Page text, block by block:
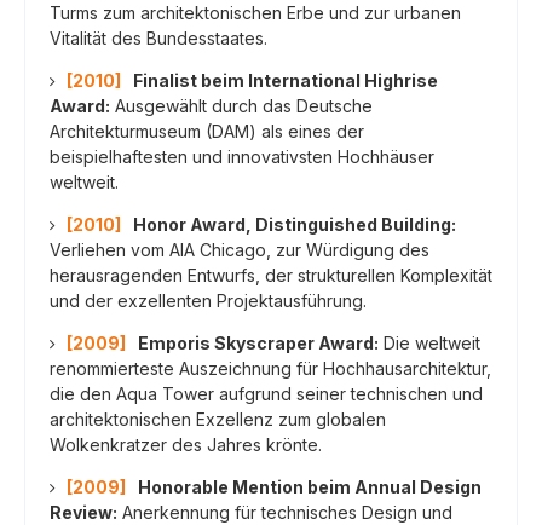
Turms zum architektonischen Erbe und zur urbanen
Vitalität des Bundesstaates.
[2010]
Finalist beim International Highrise
Award: Ausgewählt durch das Deutsche
Architekturmuseum (DAM) als eines der
beispielhaftesten und innovativsten Hochhäuser
weltweit.
[2010]
Honor Award, Distinguished Building:
Verliehen vom AIA Chicago, zur Würdigung des
herausragenden Entwurfs, der strukturellen Komplexität
und der exzellenten Projektausführung.
[2009] Emporis Skyscraper Award: Die weltweit
renommierteste Auszeichnung für Hochhausarchitektur,
die den Aqua Tower aufgrund seiner technischen und
architektonischen Exzellenz zum globalen
Wolkenkratzer des Jahres krönte.
[2009]
Honorable Mention beim Annual Design
Review: Anerkennung für technisches Design und